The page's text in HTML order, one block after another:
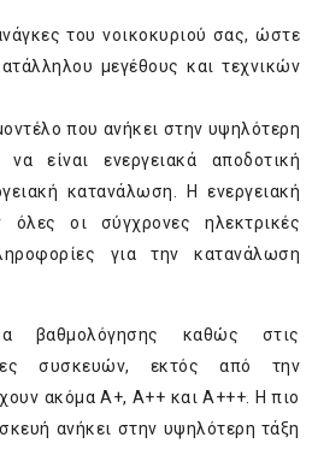
του νοικοκυριού σας, ώστε
μεγέθους και τεχνικών
που ανήκει στην υψηλότερη
είναι ενεργειακά αποδοτική
κατανάλωση. Η ενεργειακή
όλες οι σύγχρονες ηλεκτρικές
για την κατανάλωση
βαθμολόγησης καθώς στις
συσκευών, εκτός από την
ακόμα Α+, Α++ και Α+++. Η πιο
ανήκει στην υψηλότερη τάξη